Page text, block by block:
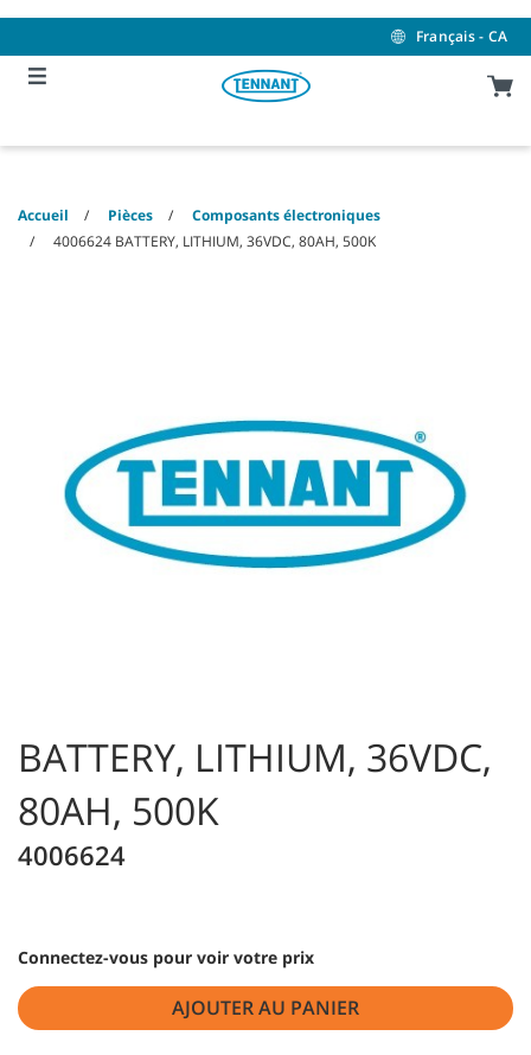
content
navigation
menu
Français - CA
Accueil Pièces
Composants électroniques
4006624 BATTERY, LITHIUM, 36VDC, 80AH, 500K
BATTERY, LITHIUM, 36VDC,
80AH, 500K
4006624
Connectez-vous pour voir votre prix
AJOUTER AU PANIER